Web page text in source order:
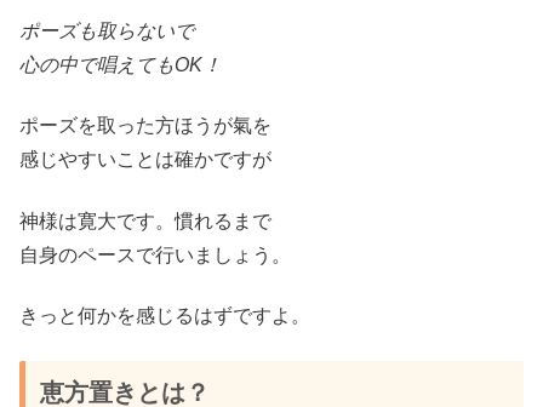
ポーズも取らないで
心の中で唱えてもOK ！
ポーズを取った方ほうが氣を
感じやすいことは確かですが
神様は寛大です。慣れるまで
自身のペースで行いましょう。
きっと何かを感じるはずですよ 。
恵方置きとは？